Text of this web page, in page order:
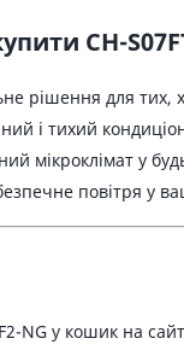
CH-
рішення для тих,
і тихий
мікроклімат у
повітря у
NG у кошик на